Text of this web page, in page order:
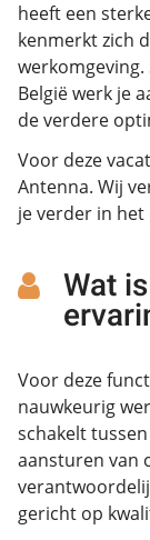
heeft een
kenmerkt zich
België werk je
de verdere
Voor deze
Antenna. Wij
je verder in het
Wat
Voor deze
nauwkeurig
schakelt
aansturen van
gericht op